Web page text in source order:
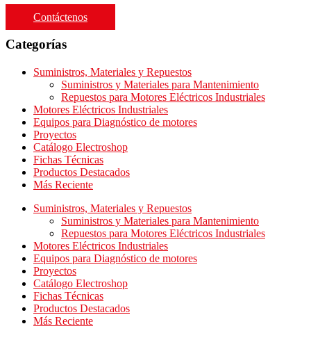
Contáctenos
Categorías
Suministros, Materiales y Repuestos
Suministros y Materiales para Mantenimiento
Repuestos para Motores Eléctricos Industriales
Motores Eléctricos Industriales
Equipos para Diagnóstico de motores
Proyectos
Catálogo Electroshop
Fichas Técnicas
Productos Destacados
Más Reciente
Suministros, Materiales y Repuestos
Suministros y Materiales para Mantenimiento
Repuestos para Motores Eléctricos Industriales
Motores Eléctricos Industriales
Equipos para Diagnóstico de motores
Proyectos
Catálogo Electroshop
Fichas Técnicas
Productos Destacados
Más Reciente